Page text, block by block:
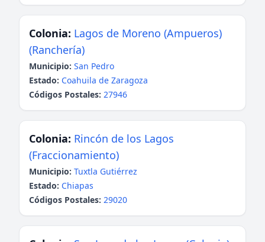
Colonia: Lagos de Moreno (Ampueros)
(Ranchería)
Municipio: San Pedro
Estado: Coahuila de Zaragoza
Códigos Postales: 27946
Colonia: Rincón de los Lagos
(Fraccionamiento)
Municipio: Tuxtla Gutiérrez
Estado: Chiapas
Códigos Postales: 29020